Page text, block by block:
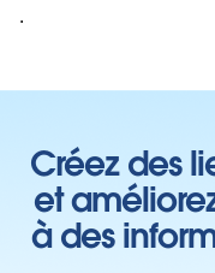
.
Créez des
et
à des